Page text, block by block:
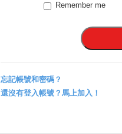
Remember me
忘記帳號和密碼？
還沒有登入帳號？馬上加入！